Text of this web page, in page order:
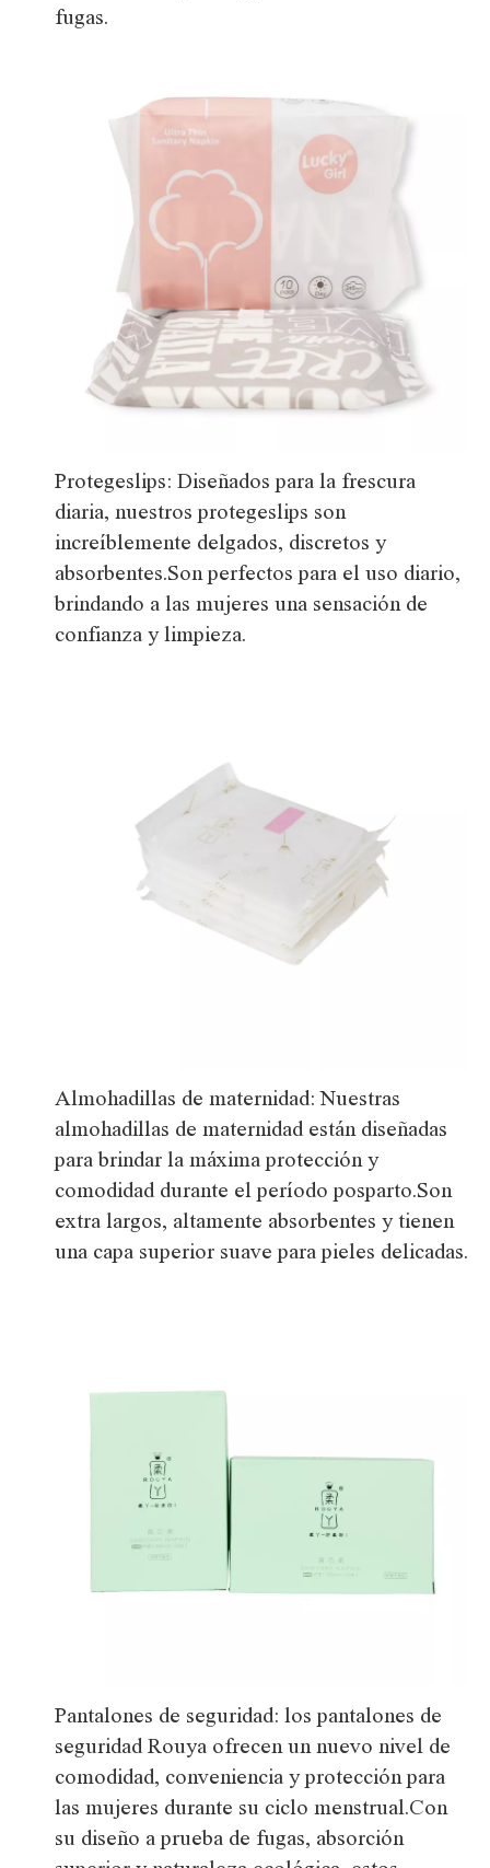
fugas.
Protegeslips: Diseñados para la frescura
diaria, nuestros protegeslips son
increíblemente delgados, discretos y
absorbentes.Son perfectos para el uso diario,
brindando a las mujeres una sensación de
confianza y limpieza.
Almohadillas de maternidad: Nuestras
almohadillas de maternidad están diseñadas
para brindar la máxima protección y
comodidad durante el período posparto.Son
extra largos, altamente absorbentes y tienen
una capa superior suave para pieles delicadas.
Pantalones de seguridad: los pantalones de
seguridad Rouya ofrecen un nuevo nivel de
comodidad, conveniencia y protección para
las mujeres durante su ciclo menstrual.Con
su diseño a prueba de fugas, absorción